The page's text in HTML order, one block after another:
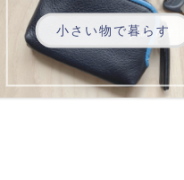
小さい物で暮らす